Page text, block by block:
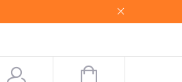
NÁKUPNÝ